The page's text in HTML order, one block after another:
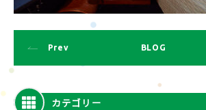
Prev BLOG
カテゴリー